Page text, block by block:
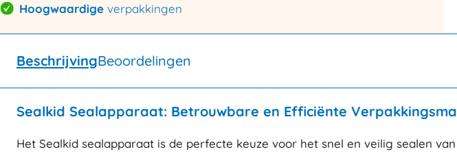
Hoogwaardige verpakkingen
BeschrijvingBeoordelingen
Sealkid Sealapparaat: Betrouwbare en Efficiënte
Het Sealkid sealapparaat is de perfecte keuze voor het snel en veilig sealen